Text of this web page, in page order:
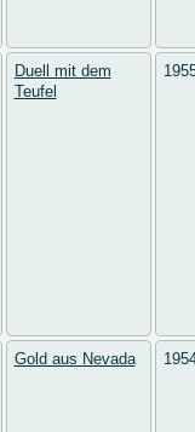
Duell mit dem
Teufel
Gold aus Nevada